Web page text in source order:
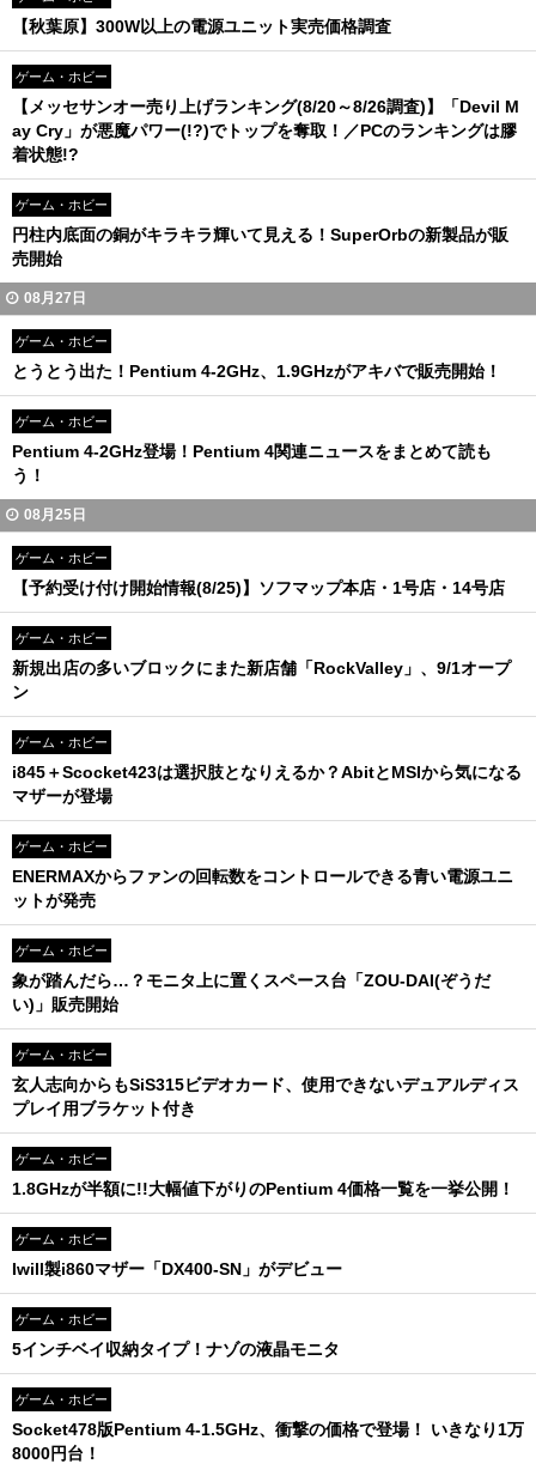
【秋葉原】300W以上の電源ユニット実売価格調査
ゲーム・ホビー
【メッセサンオー売り上げランキング(8/20～8/26調査)】「Devil M
ay Cry」が悪魔パワー(!?)でトップを奪取！／PCのランキングは膠
着状態!?
ゲーム・ホビー
円柱内底面の銅がキラキラ輝いて見える！SuperOrbの新製品が販
売開始
08月27日
ゲーム・ホビー
とうとう出た！Pentium 4-2GHz、1.9GHzがアキバで販売開始！
ゲーム・ホビー
Pentium 4-2GHz登場！Pentium 4関連ニュースをまとめて読も
う！
08月25日
ゲーム・ホビー
【予約受け付け開始情報(8/25)】ソフマップ本店・1号店・14号店
ゲーム・ホビー
新規出店の多いブロックにまた新店舗「RockValley」、9/1オープ
ン
ゲーム・ホビー
i845＋Scocket423は選択肢となりえるか？AbitとMSIから気になる
マザーが登場
ゲーム・ホビー
ENERMAXからファンの回転数をコントロールできる青い電源ユニ
ットが発売
ゲーム・ホビー
象が踏んだら…？モニタ上に置くスペース台「ZOU-DAI(ぞうだ
い)」販売開始
ゲーム・ホビー
玄人志向からもSiS315ビデオカード、使用できないデュアルディス
プレイ用ブラケット付き
ゲーム・ホビー
1.8GHzが半額に!!大幅値下がりのPentium 4価格一覧を一挙公開！
ゲーム・ホビー
Iwill製i860マザー「DX400-SN」がデビュー
ゲーム・ホビー
5インチベイ収納タイプ！ナゾの液晶モニタ
ゲーム・ホビー
Socket478版Pentium 4-1.5GHz、衝撃の価格で登場！ いきなり1万
8000円台！